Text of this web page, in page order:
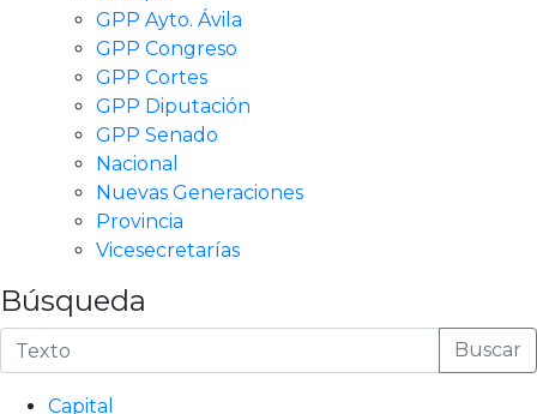
GPP Ayto. Ávila
GPP Congreso
GPP Cortes
GPP Diputación
GPP Senado
Nacional
Nuevas Generaciones
Provincia
Vicesecretarías
Búsqueda
Buscar
Capital